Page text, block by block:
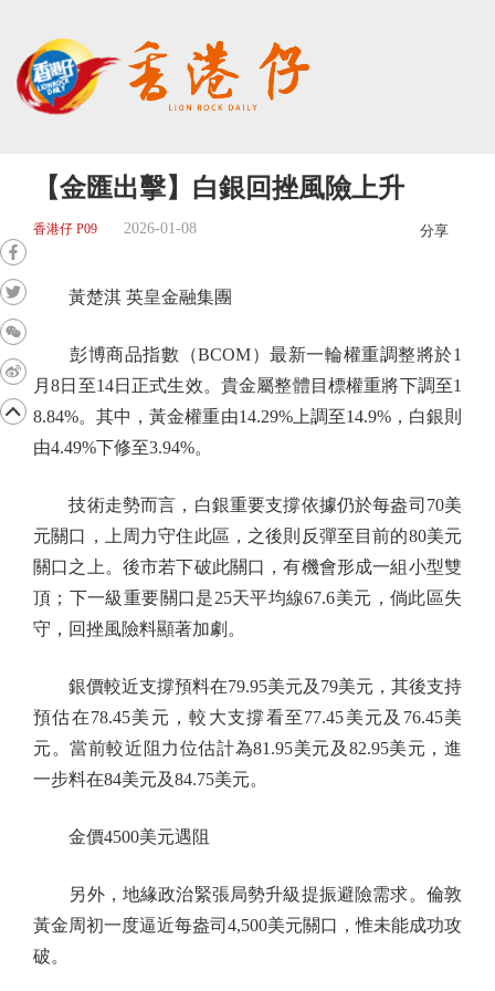
【金匯出擊】白銀回挫風險上升
香港仔 P09 2026-01-08 分享
黃楚淇 英皇金融集團
彭博商品指數（BCOM）最新一輪權重調整將於1
月8日至14日正式生效。貴金屬整體目標權重將下調至1
8.84%。其中，黃金權重由14.29%上調至14.9%，白銀則
由4.49%下修至3.94%。
技術走勢而言，白銀重要支撐依據仍於每盎司70美
元關口，上周力守住此區，之後則反彈至目前的80美元
關口之上。後市若下破此關口，有機會形成一組小型雙
頂；下一級重要關口是25天平均線67.6美元，倘此區失
守，回挫風險料顯著加劇。
銀價較近支撐預料在79.95美元及79美元，其後支持
預估在78.45美元，較大支撐看至77.45美元及76.45美
元。當前較近阻力位估計為81.95美元及82.95美元，進
一步料在84美元及84.75美元。
金價4500美元遇阻
另外，地緣政治緊張局勢升級提振避險需求。倫敦
黃金周初一度逼近每盎司4,500美元關口，惟未能成功攻
破。